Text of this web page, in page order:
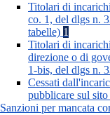
Titolari di
co. 1, del dlgs n.
tabelle) 1
Titolari di
direzione o di
1-bis, del dlgs n.
Cessati
pubblicare sul
Sanzioni per mancata